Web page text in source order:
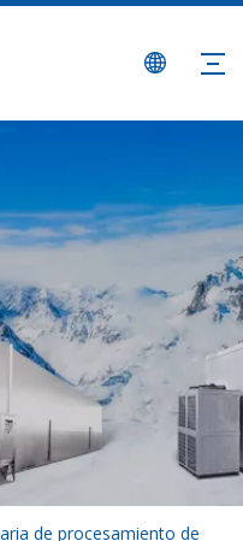
de procesamiento de